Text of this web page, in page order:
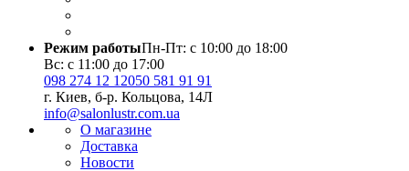
Режим работыПн-Пт: с 10:00 до 18:00
Вс: с 11:00 до 17:00
098 274 12 12050 581 91 91
г. Киев, б-р. Кольцова, 14Л
info@salonlustr.com.ua
О магазине
Доставка
Новости